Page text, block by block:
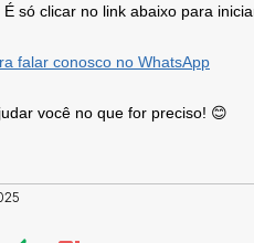
só clicar no link abaixo para
falar conosco no WhatsApp
você no que for preciso! 😊